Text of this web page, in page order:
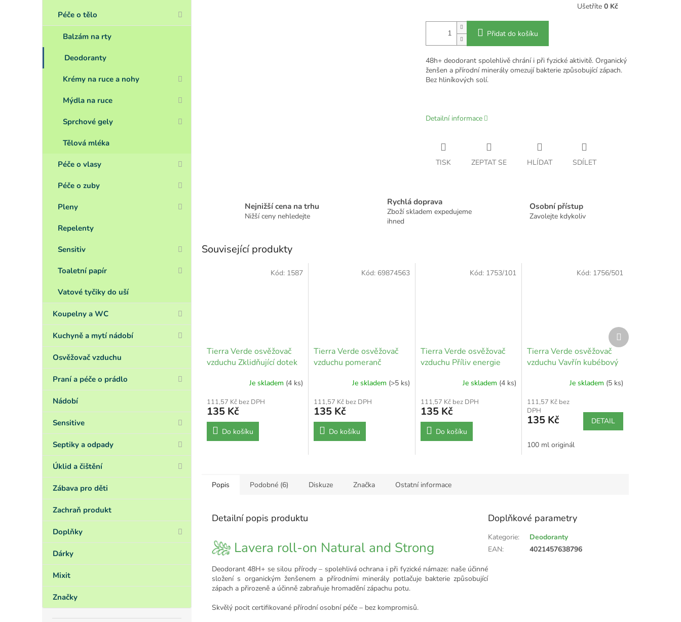
Péče o tělo
Balzám na rty
Deodoranty
Krémy na ruce a nohy
Mýdla na ruce
Sprchové gely
Tělová mléka
Péče o vlasy
Péče o zuby
Pleny
Repelenty
Sensitiv
Toaletní papír
Vatové tyčiky do uší
Koupelny a WC
Kuchyně a mytí nádobí
Osvěžovač vzduchu
Praní a péče o prádlo
Nádobí
Sensitive
Septiky a odpady
Úklid a čištění
Zábava pro děti
Zachraň produkt
Doplňky
Dárky
Mixit
Značky
Ušetříte 0 Kč
Přidat do košíku
48h+ deodorant spolehlivě chrání i při fyzické aktivitě. Organický
ženšen a přírodní minerály omezují bakterie způsobující zápach.
Bez hliníkových solí.
Detailní informace
TISK ZEPTAT SE HLÍDAT SDÍLET
Nejnižší cena na trhu
Nižší ceny nehledejte
Rychlá doprava
Zboží skladem expedujeme
ihned
Osobní přístup
Zavolejte kdykoliv
Související produkty
Tierra Verde osvěžovač
vzduchu Zklidňující dotek
Je skladem (4 ks)
111,57 Kč bez DPH
135 Kč
Do košíku
Kód: 1587
Tierra Verde osvěžovač
vzduchu pomeranč
Je skladem (>5 ks)
111,57 Kč bez DPH
135 Kč
Do košíku
Kód: 69874563
Tierra Verde osvěžovač
vzduchu Příliv energie
Je skladem (4 ks)
111,57 Kč bez DPH
135 Kč
Do košíku
Kód: 1753/101
Tierra Verde osvěžovač
vzduchu Vavřín kubébový
Je skladem (5 ks)
111,57 Kč bez
DPH
135 Kč DETAIL
100 ml originál
Kód: 1756/501
Další
produkt
Popis Podobné (6) Diskuze Značka Ostatní informace
Detailní popis produktu
Lavera roll-on Natural and Strong
Deodorant 48H+ se silou přírody – spolehlivá ochrana i při fyzické námaze: naše účinné
složení s organickým ženšenem a přírodními minerály potlačuje bakterie způsobující
zápach a přirozeně a účinně zabraňuje hromadění zápachu potu.
Skvělý pocit certifikované přírodní osobní péče – bez kompromisů.
Doplňkové parametry
Kategorie:
Deodoranty
EAN: 4021457638796